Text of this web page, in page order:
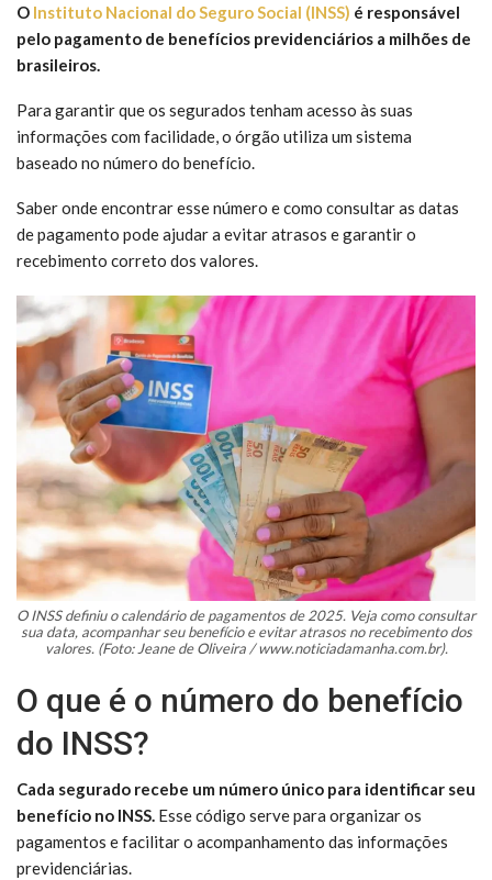
O Instituto Nacional do Seguro Social (INSS) é responsável
pelo pagamento de benefícios previdenciários a milhões de
brasileiros.
Para garantir que os segurados tenham acesso às suas
informações com facilidade, o órgão utiliza um sistema
baseado no número do benefício.
Saber onde encontrar esse número e como consultar as datas
de pagamento pode ajudar a evitar atrasos e garantir o
recebimento correto dos valores.
O INSS definiu o calendário de pagamentos de 2025. Veja como consultar
sua data, acompanhar seu benefício e evitar atrasos no recebimento dos
valores. (Foto: Jeane de Oliveira / www.noticiadamanha.com.br).
O que é o número do benefício
do INSS?
Cada segurado recebe um número único para identificar seu
benefício no INSS. Esse código serve para organizar os
pagamentos e facilitar o acompanhamento das informações
previdenciárias.